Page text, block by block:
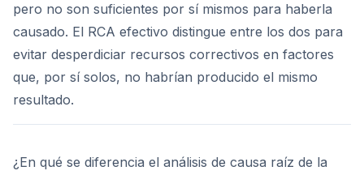
pero no son suficientes por sí mismos para haberla
causado. El RCA efectivo distingue entre los dos para
evitar desperdiciar recursos correctivos en factores
que, por sí solos, no habrían producido el mismo
resultado.
¿En qué se diferencia el análisis de causa raíz de la